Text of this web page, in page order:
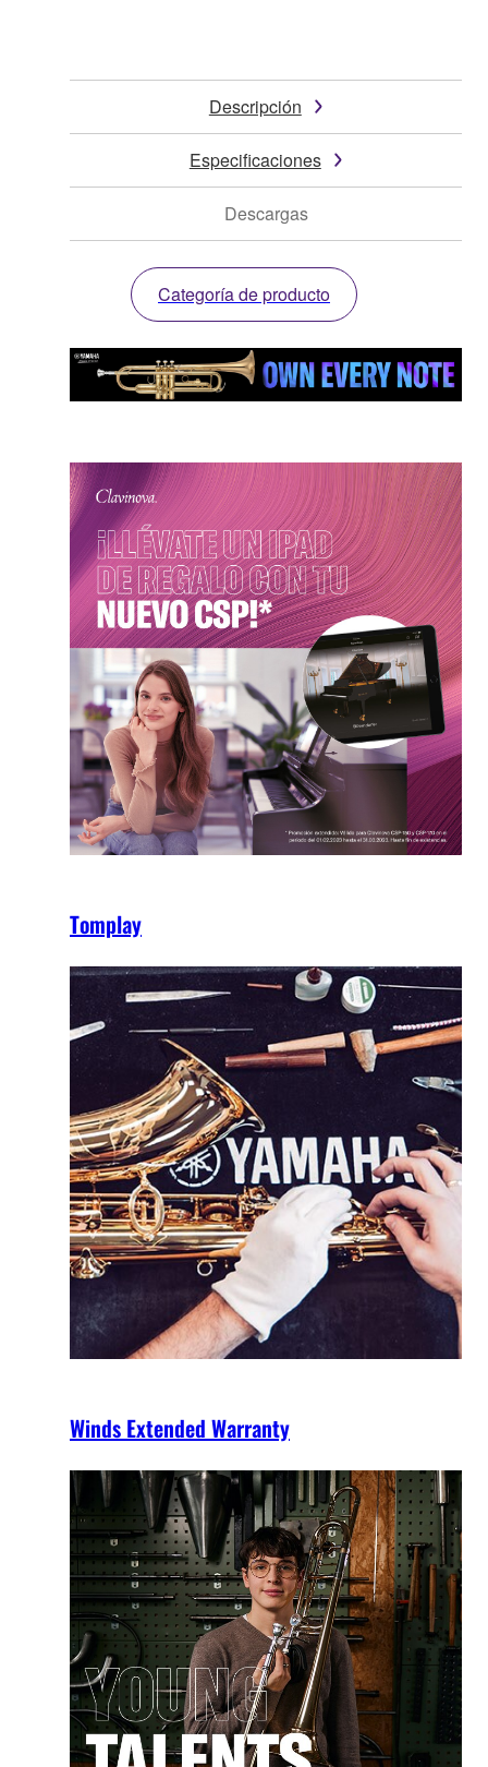
Descripción
Especificaciones
Descargas
Categoría de producto
Tomplay
Winds Extended Warranty